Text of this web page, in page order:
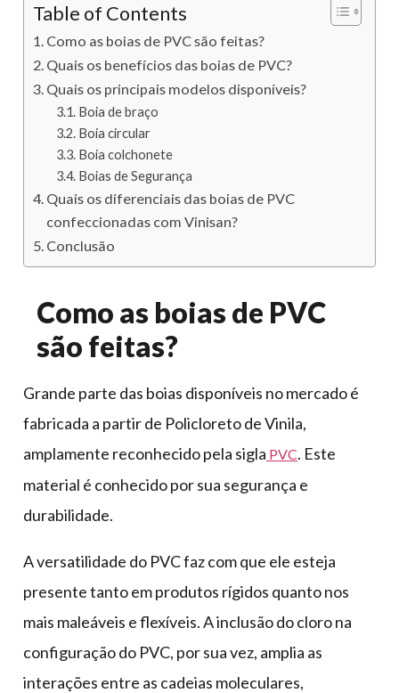
Table of Contents
Como as boias de PVC são feitas?
Quais os benefícios das boias de PVC?
Quais os principais modelos disponíveis?
Boia de braço
Boia circular
Boia colchonete
Boias de Segurança
Quais os diferenciais das boias de PVC
confeccionadas com Vinisan?
Conclusão
Como as boias de PVC
são feitas?
Grande parte das boias disponíveis no mercado é
fabricada a partir de Policloreto de Vinila,
amplamente reconhecido pela sigla PVC. Este
material é conhecido por sua segurança e
durabilidade.
A versatilidade do PVC faz com que ele esteja
presente tanto em produtos rígidos quanto nos
mais maleáveis e flexíveis. A inclusão do cloro na
configuração do PVC, por sua vez, amplia as
interações entre as cadeias moleculares,